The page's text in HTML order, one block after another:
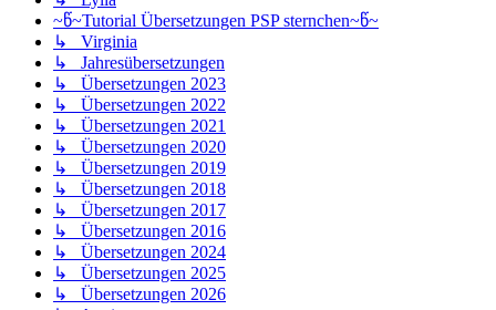
~წ~Tutorial Übersetzungen PSP sternchen~წ~
↳ Virginia
↳ Jahresübersetzungen
↳ Übersetzungen 2023
↳ Übersetzungen 2022
↳ Übersetzungen 2021
↳ Übersetzungen 2020
↳ Übersetzungen 2019
↳ Übersetzungen 2018
↳ Übersetzungen 2017
↳ Übersetzungen 2016
↳ Übersetzungen 2024
↳ Übersetzungen 2025
↳ Übersetzungen 2026